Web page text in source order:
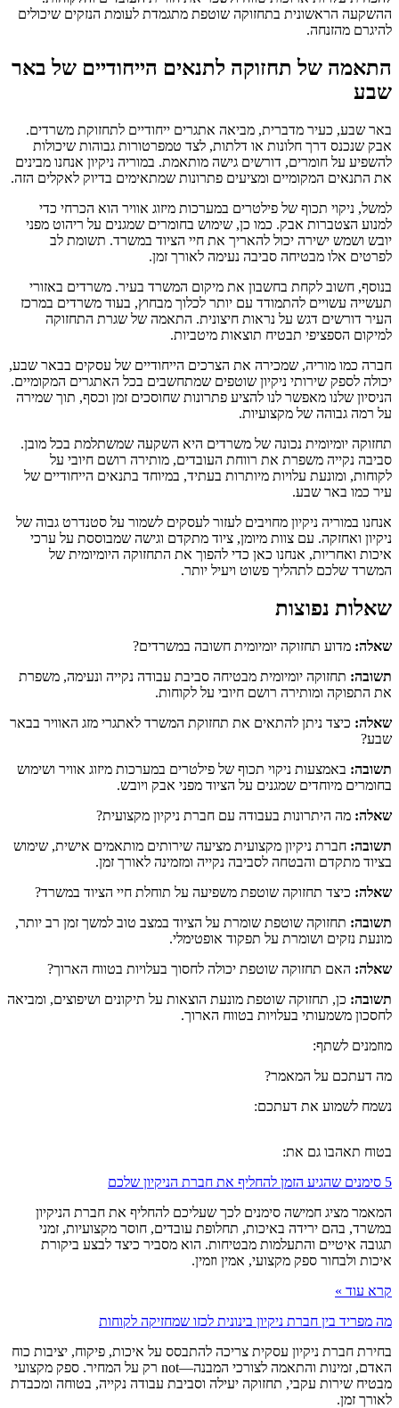
ההשקעה הראשונית בתחזוקה שוטפת מתגמדת לעומת הנזקים שיכולים
להיגרם מהזנחה.
התאמה של תחזוקה לתנאים הייחודיים של באר
שבע
באר שבע, כעיר מדברית, מביאה אתגרים ייחודיים לתחזוקת משרדים.
אבק שנכנס דרך חלונות או דלתות, לצד טמפרטורות גבוהות שיכולות
להשפיע על חומרים, דורשים גישה מותאמת. במוריה ניקיון אנחנו מבינים
את התנאים המקומיים ומציעים פתרונות שמתאימים בדיוק לאקלים הזה.
למשל, ניקוי תכוף של פילטרים במערכות מיזוג אוויר הוא הכרחי כדי
למנוע הצטברות אבק. כמו כן, שימוש בחומרים שמגנים על ריהוט מפני
יובש ושמש ישירה יכול להאריך את חיי הציוד במשרד. תשומת לב
לפרטים אלו מבטיחה סביבה נעימה לאורך זמן.
בנוסף, חשוב לקחת בחשבון את מיקום המשרד בעיר. משרדים באזורי
תעשייה עשויים להתמודד עם יותר לכלוך מבחוץ, בעוד משרדים במרכז
העיר דורשים דגש על נראות חיצונית. התאמה של שגרת התחזוקה
למיקום הספציפי תבטיח תוצאות מיטביות.
חברה כמו מוריה, שמכירה את הצרכים הייחודיים של עסקים בבאר שבע,
יכולה לספק שירותי ניקיון שוטפים שמתחשבים בכל האתגרים המקומיים.
הניסיון שלנו מאפשר לנו להציע פתרונות שחוסכים זמן וכסף, תוך שמירה
על רמה גבוהה של מקצועיות.
תחזוקה יומיומית נכונה של משרדים היא השקעה שמשתלמת בכל מובן.
סביבה נקייה משפרת את רווחת העובדים, מותירה רושם חיובי על
לקוחות, ומונעת עלויות מיותרות בעתיד, במיוחד בתנאים הייחודיים של
עיר כמו באר שבע.
אנחנו במוריה ניקיון מחויבים לעזור לעסקים לשמור על סטנדרט גבוה של
ניקיון ואחזקה. עם צוות מיומן, ציוד מתקדם וגישה שמבוססת על ערכי
איכות ואחריות, אנחנו כאן כדי להפוך את התחזוקה היומיומית של
המשרד שלכם לתהליך פשוט ויעיל יותר.
שאלות נפוצות
שאלה: מדוע תחזוקה יומיומית חשובה במשרדים?
תשובה: תחזוקה יומיומית מבטיחה סביבת עבודה נקייה ונעימה, משפרת
את התפוקה ומותירה רושם חיובי על לקוחות.
שאלה: כיצד ניתן להתאים את תחזוקת המשרד לאתגרי מזג האוויר בבאר
שבע?
תשובה: באמצעות ניקוי תכוף של פילטרים במערכות מיזוג אוויר ושימוש
בחומרים מיוחדים שמגנים על הציוד מפני אבק ויובש.
שאלה: מה היתרונות בעבודה עם חברת ניקיון מקצועית?
תשובה: חברת ניקיון מקצועית מציעה שירותים מותאמים אישית, שימוש
בציוד מתקדם והבטחה לסביבה נקייה ומזמינה לאורך זמן.
שאלה: כיצד תחזוקה שוטפת משפיעה על תוחלת חיי הציוד במשרד?
תשובה: תחזוקה שוטפת שומרת על הציוד במצב טוב למשך זמן רב יותר,
מונעת נזקים ושומרת על תפקוד אופטימלי.
שאלה: האם תחזוקה שוטפת יכולה לחסוך בעלויות בטווח הארוך?
תשובה: כן, תחזוקה שוטפת מונעת הוצאות על תיקונים ושיפוצים, ומביאה
לחסכון משמעותי בעלויות בטווח הארוך.
מוזמנים לשתף:
מה דעתכם על המאמר?
נשמח לשמוע את דעתכם:
בטוח תאהבו גם את:
5 סימנים שהגיע הזמן להחליף את חברת הניקיון שלכם
המאמר מציג חמישה סימנים לכך שעליכם להחליף את חברת הניקיון
במשרד, בהם ירידה באיכות, תחלופת עובדים, חוסר מקצועיות, זמני
תגובה איטיים והתעלמות מבטיחות. הוא מסביר כיצד לבצע ביקורת
איכות ולבחור ספק מקצועי, אמין וזמין.
קרא עוד »
מה מפריד בין חברת ניקיון בינונית לכזו שמחזיקה לקוחות
בחירת חברת ניקיון עסקית צריכה להתבסס על איכות, פיקוח, יציבות כוח
האדם, זמינות והתאמה לצורכי המבנה—not רק על המחיר. ספק מקצועי
מבטיח שירות עקבי, תחזוקה יעילה וסביבת עבודה נקייה, בטוחה ומכבדת
לאורך זמן.